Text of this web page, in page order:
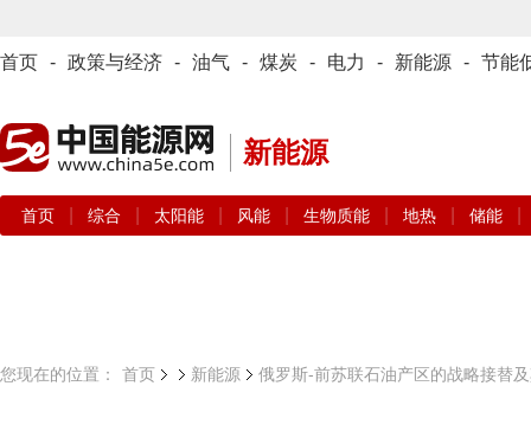
首页 - 政策与经济 - 油气 - 煤炭 - 电力 - 新能源 - 节能
新能源
首页 综合 太阳能 风能 生物质能 地热 储能
您现在的位置： 首页 新能源 俄罗斯-前苏联石油产区的战略接替